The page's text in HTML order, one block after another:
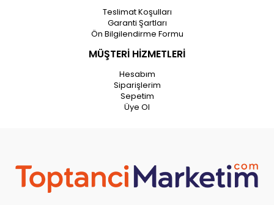
Teslimat Koşulları
Garanti Şartları
Ön Bilgilendirme Formu
MÜŞTERİ HİZMETLERİ
Hesabım
Siparişlerim
Sepetim
Üye Ol